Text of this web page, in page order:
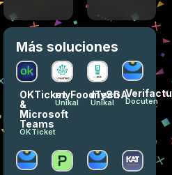
Más soluciones
OKTicket
&
Microsoft
Teams
OKTicket
myFoodTech
Unikal
mySGA
Unikal
Verifactu
Docuten